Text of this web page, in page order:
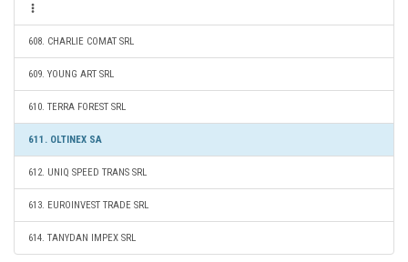
608. CHARLIE COMAT SRL
609. YOUNG ART SRL
610. TERRA FOREST SRL
611. OLTINEX SA
612. UNIQ SPEED TRANS SRL
613. EUROINVEST TRADE SRL
614. TANYDAN IMPEX SRL